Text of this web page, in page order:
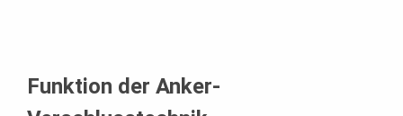
Funktion der Anker-